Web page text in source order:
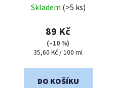
hodnocení
produktu
je
5,0
z
5
Skladem (>5 ks)
89 Kč
(–10 %)
Měrná
35,60 Kč / 100 ml
DO KOŠÍKU